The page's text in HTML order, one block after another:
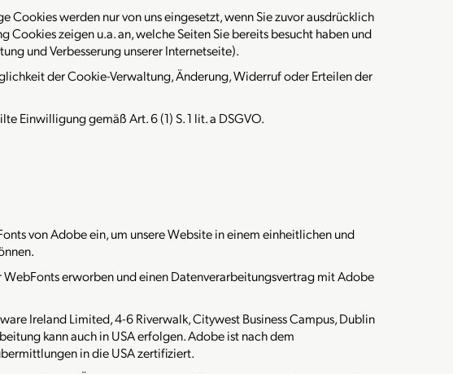
Cookies werden nur von uns eingesetzt, wenn Sie zuvor ausdrücklich
Cookies zeigen u.a. an, welche Seiten Sie bereits besucht haben und
und Verbesserung unserer Internetseite).
der Cookie-Verwaltung, Änderung, Widerruf oder Erteilen der
Einwilligung gemäß Art. 6 (1) S. 1 lit. a DSGVO.
von Adobe ein, um unsere Website in einem einheitlichen und
WebFonts erworben und einen Datenverarbeitungsvertrag mit Adobe
Ireland Limited, 4-6 Riverwalk, Citywest Business Campus, Dublin
kann auch in USA erfolgen. Adobe ist nach dem
in die USA zertifiziert.